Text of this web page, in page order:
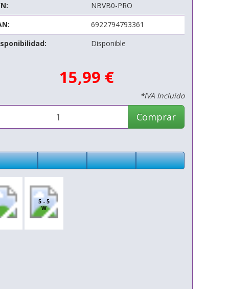
NBVB0-PRO
6922794793361
Disponible
15,99 €
*IVA Incluido
Comprar
5 - 5
W